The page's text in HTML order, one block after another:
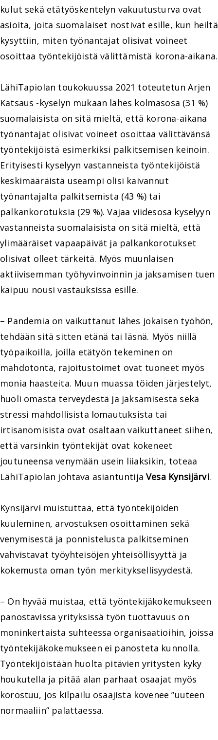
kulut sekä etätyöskentelyn vakuutusturva ovat
asioita, joita suomalaiset nostivat esille, kun heiltä
kysyttiin, miten työnantajat olisivat voineet
osoittaa työntekijöistä välittämistä korona-aikana.
LähiTapiolan toukokuussa 2021 toteutetun Arjen
Katsaus -kyselyn mukaan lähes kolmasosa (31 %)
suomalaisista on sitä mieltä, että korona-aikana
työnantajat olisivat voineet osoittaa välittävänsä
työntekijöistä esimerkiksi palkitsemisen keinoin.
Erityisesti kyselyyn vastanneista työntekijöistä
keskimääräistä useampi olisi kaivannut
työnantajalta palkitsemista (43 %) tai
palkankorotuksia (29 %). Vajaa viidesosa kyselyyn
vastanneista suomalaisista on sitä mieltä, että
ylimääräiset vapaapäivät ja palkankorotukset
olisivat olleet tärkeitä. Myös muunlaisen
aktiivisemman työhyvinvoinnin ja jaksamisen tuen
kaipuu nousi vastauksissa esille.
– Pandemia on vaikuttanut lähes jokaisen työhön,
tehdään sitä sitten etänä tai läsnä. Myös niillä
työpaikoilla, joilla etätyön tekeminen on
mahdotonta, rajoitustoimet ovat tuoneet myös
monia haasteita. Muun muassa töiden järjestelyt,
huoli omasta terveydestä ja jaksamisesta sekä
stressi mahdollisista lomautuksista tai
irtisanomisista ovat osaltaan vaikuttaneet siihen,
että varsinkin työntekijät ovat kokeneet
joutuneensa venymään usein liiaksikin, toteaa
LähiTapiolan johtava asiantuntijaVesa Kynsijärvi.
Kynsijärvi muistuttaa, että työntekijöiden
kuuleminen, arvostuksen osoittaminen sekä
venymisestä ja ponnistelusta palkitseminen
vahvistavat työyhteisöjen yhteisöllisyyttä ja
kokemusta oman työn merkityksellisyydestä.
– On hyvää muistaa, että työntekijäkokemukseen
panostavissa yrityksissä työn tuottavuus on
moninkertaista suhteessa organisaatioihin, joissa
työntekijäkokemukseen ei panosteta kunnolla.
Työntekijöistään huolta pitävien yritysten kyky
houkutella ja pitää alan parhaat osaajat myös
korostuu, jos kilpailu osaajista kovenee ”uuteen
normaaliin” palattaessa.